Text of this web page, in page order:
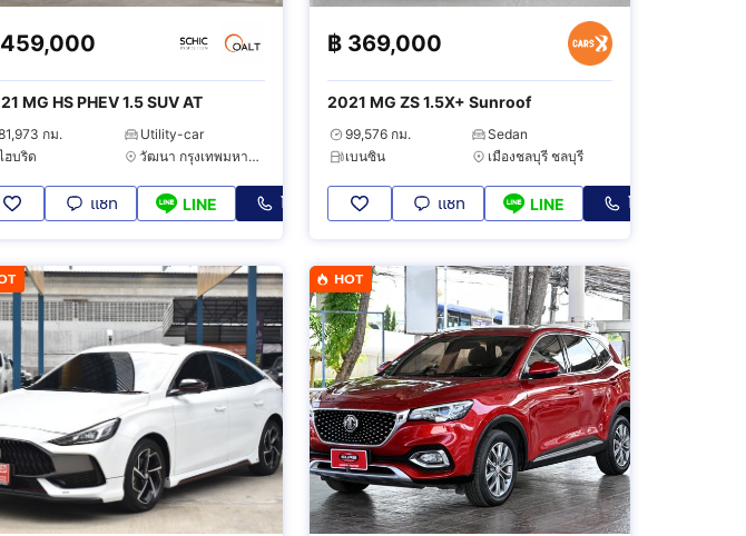
459,000
MG HS PHEV 1.5 SUV AT
กม.
Utility-car
ฮบริด
วัฒนา กรุงเทพมหานคร
แชท LINE โทร
฿ 369,000
2021 MG ZS 1.5X+ Sunroof
99,576 กม.
Sedan
เบนซิน
เมืองชลบุรี ชลบุรี
แชท LINE โทร
HOT